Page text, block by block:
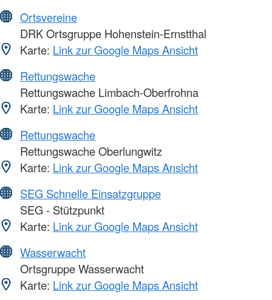
Ortsvereine
DRK Ortsgruppe Hohenstein-Ernstthal
Karte: Link zur Google Maps Ansicht
Rettungswache
Rettungswache Limbach-Oberfrohna
Karte: Link zur Google Maps Ansicht
Rettungswache
Rettungswache Oberlungwitz
Karte: Link zur Google Maps Ansicht
SEG Schnelle Einsatzgruppe
SEG - Stützpunkt
Karte: Link zur Google Maps Ansicht
Wasserwacht
Ortsgruppe Wasserwacht
Karte: Link zur Google Maps Ansicht